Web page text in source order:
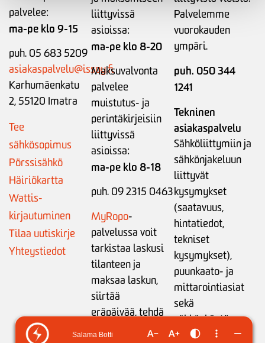
palvelee:
ma-pe klo 9-15
puh. 05 683 5209
asiakaspalvelu@issoy.fi
Karhumäenkatu
2, 55120 Imatra
Tee
sähkösopimus
Pörssisähkö
Häiriökartta
Wattis-
kirjautuminen
Tilaa uutiskirje
Yhteystiedot
liittyvissä
asioissa:
ma-pe klo 8-20
Maksuvalvonta
palvelee
muistutus- ja
perintäkirjeisiin
liittyvissä
asioissa:
ma-pe klo 8-18
puh. 09 2315 0463
MyRopo-
palvelussa voit
tarkistaa laskusi
tilanteen ja
maksaa laskun,
siirtää
eräpäivää,tehdä
maksusuunnitelman
Palvelemme
vuorokauden
ympäri.
puh. 050 344
1241
Tekninen
asiakaspalvelu
Sähköliittymiin ja
sähkönjakeluun
liittyvät
kysymykset
(saatavuus,
hintatiedot,
tekniset
kysymykset),
puunkaato- ja
mittarointiasiat
sekä
sähkönkäytön
neuvonta: